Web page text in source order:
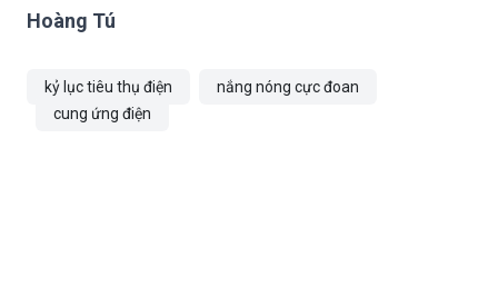
Hoàng Tú
kỷ lục tiêu thụ điện
nắng nóng cực đoan
cung ứng điện